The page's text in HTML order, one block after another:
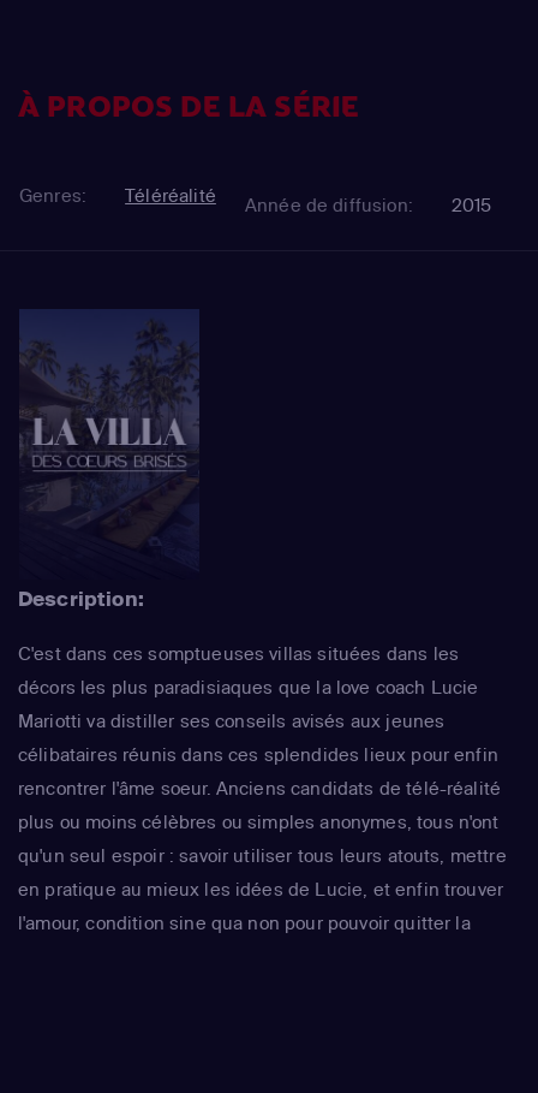
À PROPOS DE LA SÉRIE
Genres: Téléréalité Année de diffusion: 2015
Description:
C'est dans ces somptueuses villas situées dans les
décors les plus paradisiaques que la love coach Lucie
Mariotti va distiller ses conseils avisés aux jeunes
célibataires réunis dans ces splendides lieux pour enfin
rencontrer l'âme soeur. Anciens candidats de télé-réalité
plus ou moins célèbres ou simples anonymes, tous n'ont
qu'un seul espoir : savoir utiliser tous leurs atouts, mettre
en pratique au mieux les idées de Lucie, et enfin trouver
l'amour, condition sine qua non pour pouvoir quitter la